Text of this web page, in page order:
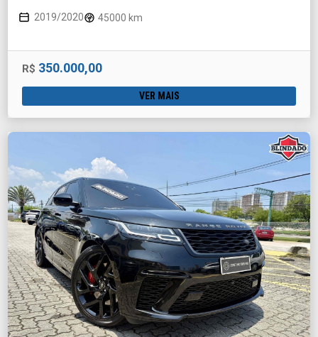
2019/2020 45000 km
R$ 350.000,00
VER MAIS